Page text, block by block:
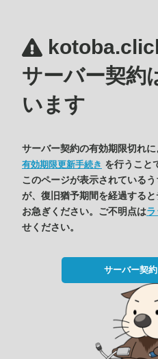
サーバー契約
います
サーバー契約の有効期限切れ
有効期限更新手続き を行うこと
このページが表示されている
が、復旧猶予期間を経過する
お急ぎください。ご不明点は
せください。
サーバー契